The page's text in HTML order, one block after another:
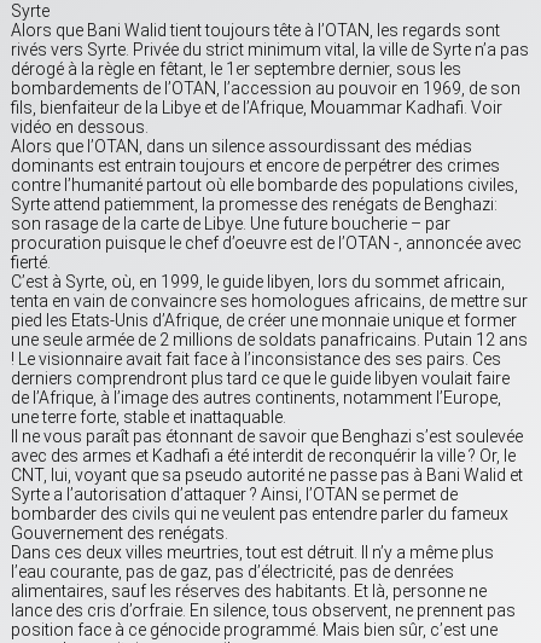
Syrte
Alors que Bani Walid tient toujours tête à l’OTAN, les regards sont
rivés vers Syrte. Privée du strict minimum vital, la ville de Syrte n’a pas
dérogé à la règle en fêtant, le 1er septembre dernier, sous les
bombardements de l’OTAN, l’accession au pouvoir en 1969, de son
fils, bienfaiteur de la Libye et de l’Afrique, Mouammar Kadhafi. Voir
vidéo en dessous.
Alors que l’OTAN, dans un silence assourdissant des médias
dominants est entrain toujours et encore de perpétrer des crimes
contre l’humanité partout où elle bombarde des populations civiles,
Syrte attend patiemment, la promesse des renégats de Benghazi:
son rasage de la carte de Libye. Une future boucherie – par
procuration puisque le chef d’oeuvre est de l’OTAN -, annoncée avec
fierté.
C’est à Syrte, où, en 1999, le guide libyen, lors du sommet africain,
tenta en vain de convaincre ses homologues africains, de mettre sur
pied les Etats-Unis d’Afrique, de créer une monnaie unique et former
une seule armée de 2 millions de soldats panafricains. Putain 12 ans
! Le visionnaire avait fait face à l’inconsistance des ses pairs. Ces
derniers comprendront plus tard ce que le guide libyen voulait faire
de l’Afrique, à l’image des autres continents, notamment l’Europe,
une terre forte, stable et inattaquable.
Il ne vous paraît pas étonnant de savoir que Benghazi s’est soulevée
avec des armes et Kadhafi a été interdit de reconquérir la ville ? Or, le
CNT, lui, voyant que sa pseudo autorité ne passe pas à Bani Walid et
Syrte a l’autorisation d’attaquer ? Ainsi, l’OTAN se permet de
bombarder des civils qui ne veulent pas entendre parler du fameux
Gouvernement des renégats.
Dans ces deux villes meurtries, tout est détruit. Il n’y a même plus
l’eau courante, pas de gaz, pas d’électricité, pas de denrées
alimentaires, sauf les réserves des habitants. Et là, personne ne
lance des cris d’orfraie. En silence, tous observent, ne prennent pas
position face à ce génocide programmé. Mais bien sûr, c’est une